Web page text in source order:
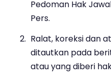
Pedoman Hak
Pers.
Ralat, koreksi dan
ditautkan pada
atau yang diberi